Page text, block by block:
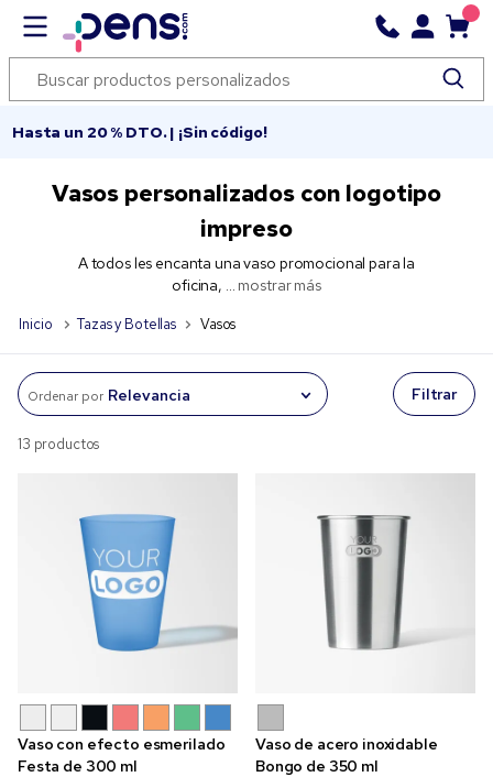
Hasta un 20 % DTO. | ¡Sin código!
Vasos personalizados con logotipo
impreso
A todos les encanta una vaso promocional para la
oficina, ... mostrar más
Inicio Tazas y Botellas Vasos
Ordenar por Filtrar
13 productos
Vaso con efecto esmerilado
Festa de 300 ml
Vaso de acero inoxidable
Bongo de 350 ml